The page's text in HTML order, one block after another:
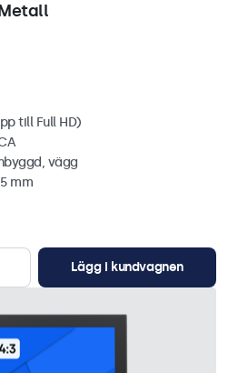
till Full HD)
vägg
mm
Lägg i kundvagnen